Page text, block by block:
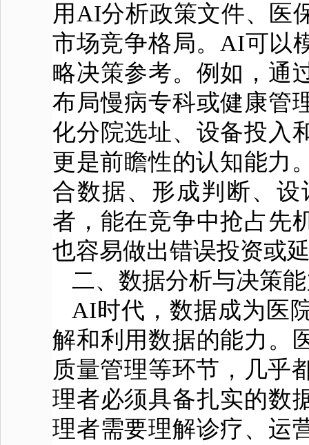
用AI分析政策文件、医
市场竞争格局。AI可以
略决策参考。例如，通
布局慢病专科或健康管
化分院选址、设备投入
更是前瞻性的认知能力
合数据、形成判断、
者，能在竞争中抢占先
也容易做出错误投资或
二、数据分析与决策
AI时代，数据成为医
解和利用数据的能力。
质量管理等环节，几乎
理者必须具备扎实的数
理者需要理解诊疗、运